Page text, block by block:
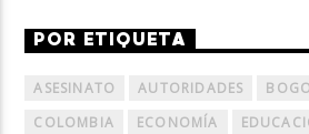
POR ETIQUETA
ASESINATO AUTORIDADES
COLOMBIA
ECONOMÍA